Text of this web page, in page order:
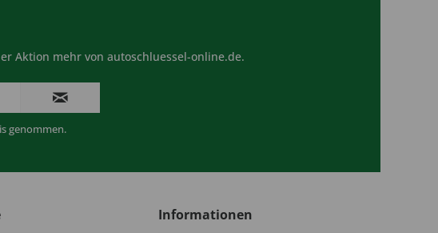
Aktion mehr von autoschluessel-online.de.
genommen.
Informationen